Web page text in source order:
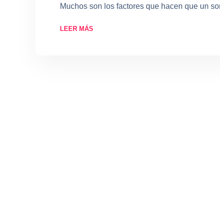
Muchos son los factores que hacen que un
LEER MÁS